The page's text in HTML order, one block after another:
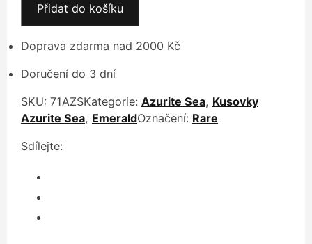
Underhanded
množství
Přidat do košíku
Doprava zdarma nad 2000 Kč
Doručení do 3 dní
SKU: 71AZSKategorie: Azurite Sea, Kusovky
Azurite Sea, EmeraldOznačení: Rare
Sdílejte: